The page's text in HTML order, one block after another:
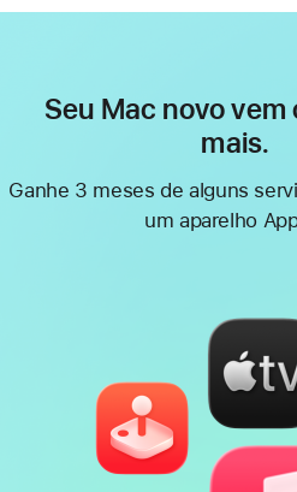
Seu Mac novo
mais.
Ganhe 3 meses de alguns
um aparelho